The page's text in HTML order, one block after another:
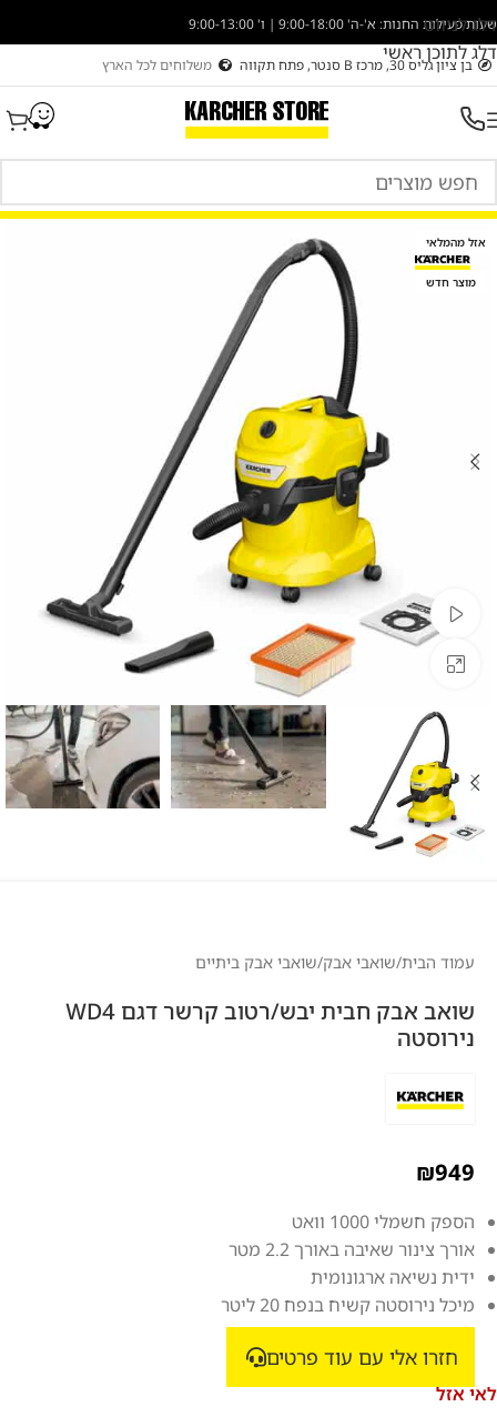
דלג לניווט
דלג לתוכן ראשי
שעות פעילות החנות: א'-ה' 9:00-18:00 | ו' 9:00-13:00
בן ציון גליס 30, מרכז B סנטר, פתח תקווה משלוחים לכל הארץ
אזל מהמלאי
מוצר חדש
צפייה בוידאו
לחצו להגדלה
עמוד הבית/שואבי אבק/שואבי אבק ביתיים
שואב אבק חבית יבש/רטוב קרשר דגם WD4
נירוסטה
₪949
הספק חשמלי 1000 וואט
אורך צינור שאיבה באורך 2.2 מטר
ידית נשיאה ארגונומית
מיכל נירוסטה קשיח בנפח 20 ליטר
חזרו אלי עם עוד פרטים
אזל